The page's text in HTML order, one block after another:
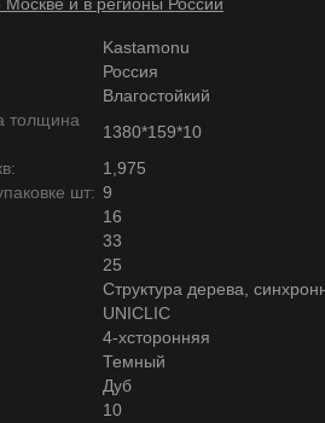
Kastamonu
Россия
Влагостойкий
толщина
1380*159*10
1,975
шт: 9
16
33
25
Структура дерева,
UNICLIC
4-хсторонняя
Темный
Дуб
10